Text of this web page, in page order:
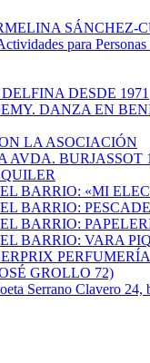
SÁNCHEZ-
para Personas
DESDE 1971
DANZA EN
LA ASOCIACIÓN
AVDA.
BARRIO: «MI
BARRIO:
BARRIO:
BARRIO: VARA
PERFUMERÍA
GROLLO 72)
Serrano Clavero 24,